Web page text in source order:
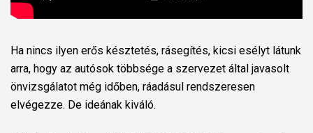
Ha nincs ilyen erős késztetés, rásegítés, kicsi esélyt látunk
arra, hogy az autósok többsége a szervezet által javasolt
önvizsgálatot még időben, ráadásul rendszeresen
elvégezze. De ideának kiváló.